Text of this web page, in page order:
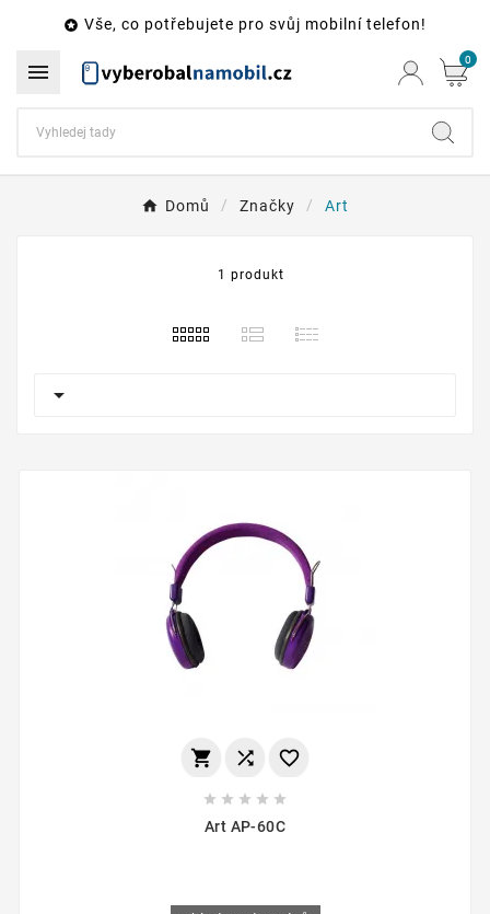
 Vše, co potřebujete pro svůj mobilní telefon!
 0
Domů Značky Art
1 produkt

  
    
Art AP-60C